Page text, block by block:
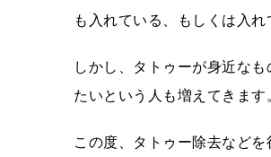
も入れている、もしくは入
しかし、タトゥーが身近な
たいという人も増えてきます
この度、タトゥー除去など